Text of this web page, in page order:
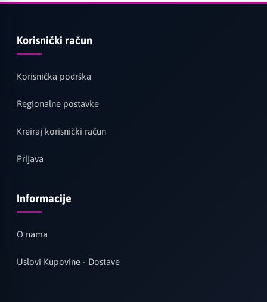
Korisnički račun
Korisnička podrška
Regionalne postavke
Kreiraj korisnički račun
Prijava
Informacije
O nama
Uslovi Kupovine - Dostave